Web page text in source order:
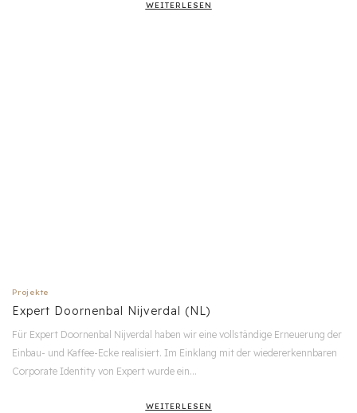
WEITERLESEN
Projekte
Expert Doornenbal Nijverdal (NL)
Für Expert Doornenbal Nijverdal haben wir eine vollständige Erneuerung der
Einbau- und Kaffee-Ecke realisiert. Im Einklang mit der wiedererkennbaren
Corporate Identity von Expert wurde ein…
WEITERLESEN